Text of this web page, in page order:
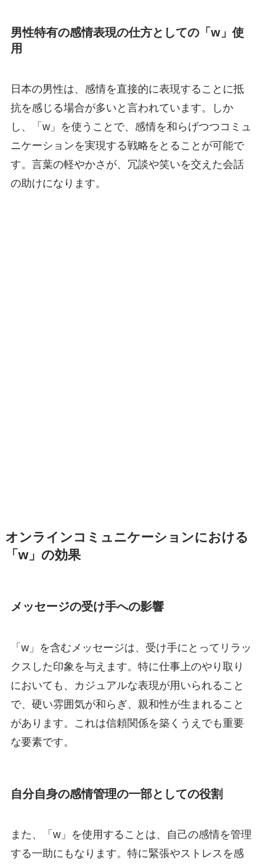
男性特有の感情表現の仕方としての「w」使
用
日本の男性は、感情を直接的に表現することに抵
抗を感じる場合が多いと言われています。しか
し、「w」を使うことで、感情を和らげつつコミュ
ニケーションを実現する戦略をとることが可能で
す。言葉の軽やかさが、冗談や笑いを交えた会話
の助けになります。
オンラインコミュニケーションにおける
「w」の効果
メッセージの受け手への影響
「w」を含むメッセージは、受け手にとってリラッ
クスした印象を与えます。特に仕事上のやり取り
においても、カジュアルな表現が用いられること
で、硬い雰囲気が和らぎ、親和性が生まれること
があります。これは信頼関係を築くうえでも重要
な要素です。
自分自身の感情管理の一部としての役割
また、「w」を使用することは、自己の感情を管理
する一助にもなります。特に緊張やストレスを感